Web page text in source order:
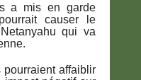
a mis en garde
causer le
qui va
pourraient affaiblir